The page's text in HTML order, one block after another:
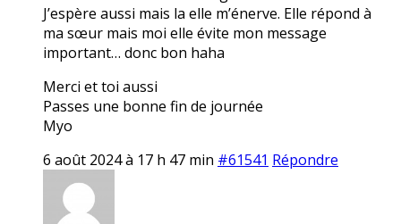
J’espère aussi mais la elle m’énerve. Elle répond à
ma sœur mais moi elle évite mon message
important… donc bon haha
Merci et toi aussi
Passes une bonne fin de journée
Myo
6 août 2024 à 17 h 47 min #61541 Répondre